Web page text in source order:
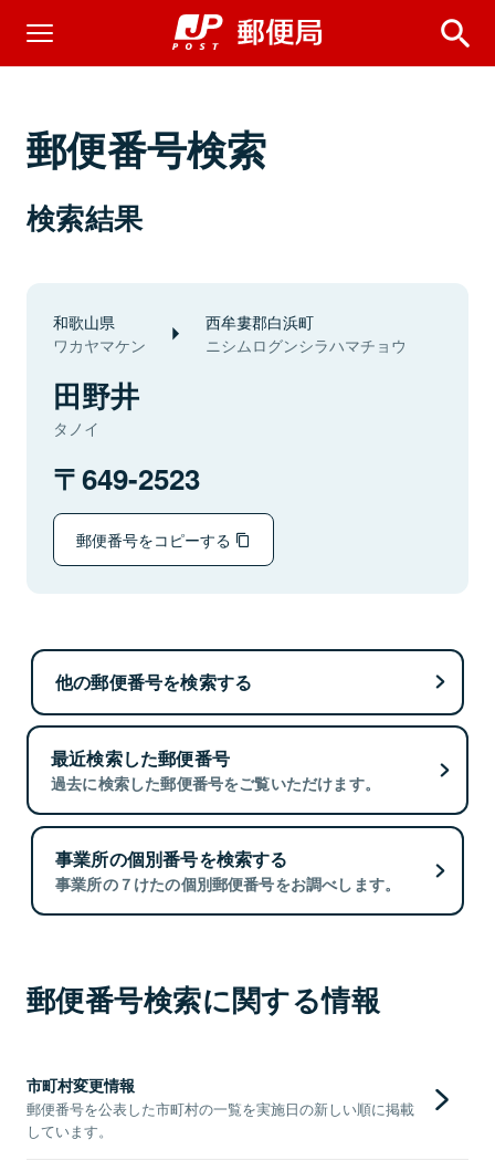
郵便番号検索
検索結果
和歌山県
ワカヤマケン
西牟婁郡白浜町
ニシムログンシラハマチョウ
田野井
タノイ
649-2523
郵便番号をコピーする
他の郵便番号を検索する
最近検索した郵便番号
過去に検索した郵便番号をご覧いただけます。
事業所の個別番号を検索する
事業所の７けたの個別郵便番号をお調べします。
郵便番号検索に関する情報
市町村変更情報
郵便番号を公表した市町村の一覧を実施日の新しい順に掲載
しています。